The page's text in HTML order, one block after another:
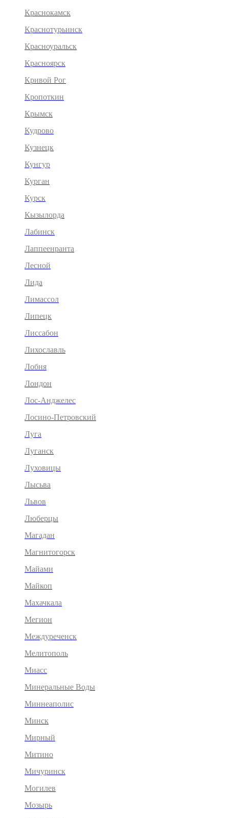
Краснокамск
Краснотурьинск
Красноуральск
Красноярск
Кривой Рог
Кропоткин
Крымск
Кудрово
Кузнецк
Кунгур
Курган
Курск
Кызылорда
Лабинск
Лаппеенранта
Лесной
Лида
Лимассол
Липецк
Лиссабон
Лихославль
Лобня
Лондон
Лос-Анджелес
Лосино-Петровский
Луга
Луганск
Луховицы
Лысьва
Львов
Люберцы
Магадан
Магнитогорск
Майами
Майкоп
Махачкала
Мегион
Междуреченск
Мелитополь
Миасс
Минеральные Воды
Миннеаполис
Минск
Мирный
Митино
Мичуринск
Могилев
Мозырь